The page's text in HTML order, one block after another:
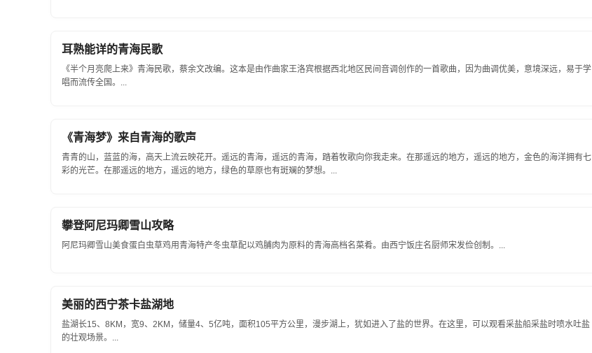
耳熟能详的青海民歌
《半个月亮爬上来》青海民歌，蔡余文改编。这本是由作曲家王洛宾根据西北地区民间音调创作的一首歌曲，因为曲调优美，意境深远，易于学
唱而流传全国。...
《青海梦》来自青海的歌声
青青的山，蓝蓝的海，高天上流云映花开。遥远的青海，遥远的青海，踏着牧歌向你我走来。在那遥远的地方，遥远的地方，金色的海洋拥有七
彩的光芒。在那遥远的地方，遥远的地方，绿色的草原也有斑斓的梦想。...
攀登阿尼玛卿雪山攻略
阿尼玛卿雪山美食蛋白虫草鸡用青海特产冬虫草配以鸡脯肉为原料的青海高档名菜肴。由西宁饭庄名厨师宋发俭创制。...
美丽的西宁茶卡盐湖地
盐湖长15、8KM，宽9、2KM，储量4、5亿吨，面积105平方公里，漫步湖上，犹如进入了盐的世界。在这里，可以观看采盐船采盐时喷水吐盐
的壮观场景。...